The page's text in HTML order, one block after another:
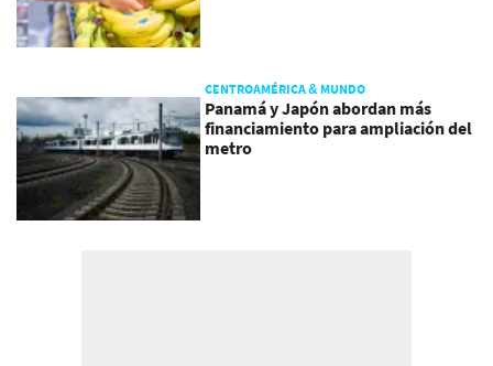
CENTROAMÉRICA & MUNDO
Panamá y Japón abordan más
financiamiento para ampliación del
metro